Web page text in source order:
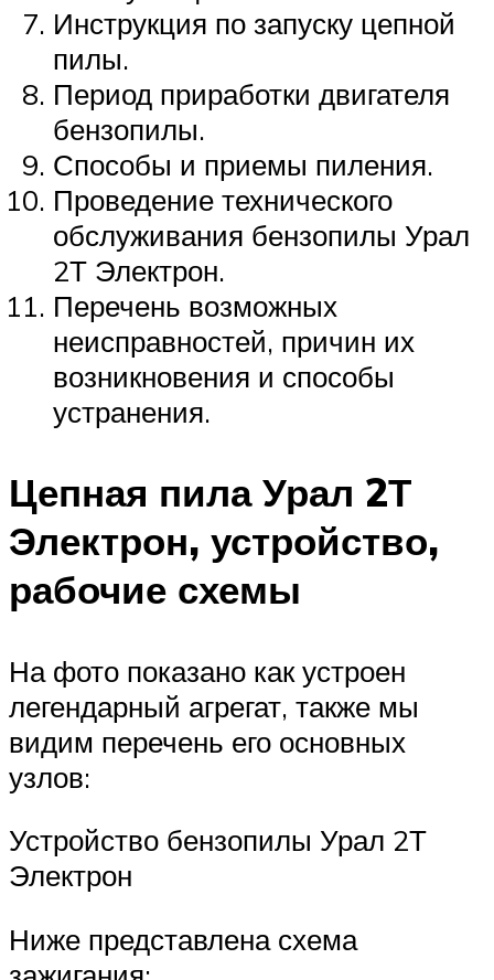
Инструкция по запуску цепной
пилы.
Период приработки двигателя
бензопилы.
Способы и приемы пиления.
Проведение технического
обслуживания бензопилы Урал
2Т Электрон.
Перечень возможных
неисправностей, причин их
возникновения и способы
устранения.
Цепная пила Урал 2Т
Электрон, устройство,
рабочие схемы
На фото показано как устроен
легендарный агрегат, также мы
видим перечень его основных
узлов:
Устройство бензопилы Урал 2Т
Электрон
Ниже представлена схема